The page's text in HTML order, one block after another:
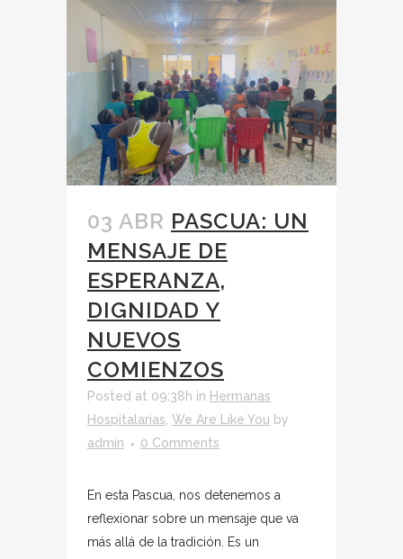
03 ABR PASCUA: UN
MENSAJE DE
ESPERANZA,
DIGNIDAD Y
NUEVOS
COMIENZOS
Posted at 09:38h in Hermanas
Hospitalarias We Are Like You by
admin
0 Comments
En esta Pascua, nos detenemos a
reflexionar sobre un mensaje que va
más allá de la tradición. Es un